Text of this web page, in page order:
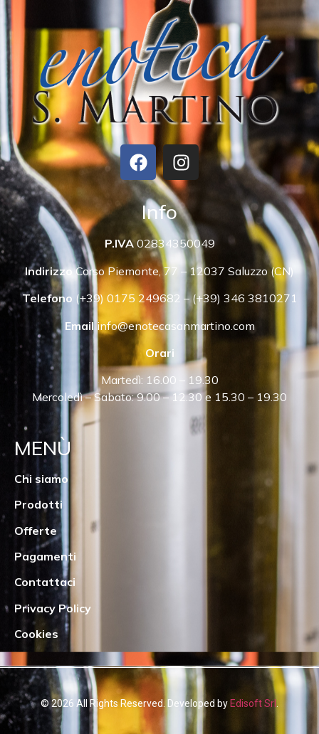
Info
P.IVA02834350049
IndirizzoCorso Piemonte, 77 – 12037 Saluzzo (CN)
Telefono (+39) 0175 249682 – (+39) 346 3810271
Email info@enotecasanmartino.com
Orari
Martedì: 16.00 – 19.30
Mercoledì – Sabato: 9.00 – 12.30 e 15.30 – 19.30
MENÙ
Chi siamo
Prodotti
Offerte
Pagamenti
Contattaci
Privacy Policy
Cookies
© 2026 All Rights Reserved. Developed by Edisoft Srl.